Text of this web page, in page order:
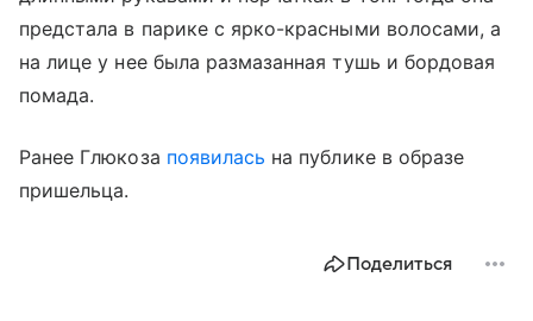
предстала в парике с ярко-красными волосами, а
на лице у нее была размазанная тушь и бордовая
помада.
Ранее Глюкоза появилась на публике в образе
пришельца.
Поделиться